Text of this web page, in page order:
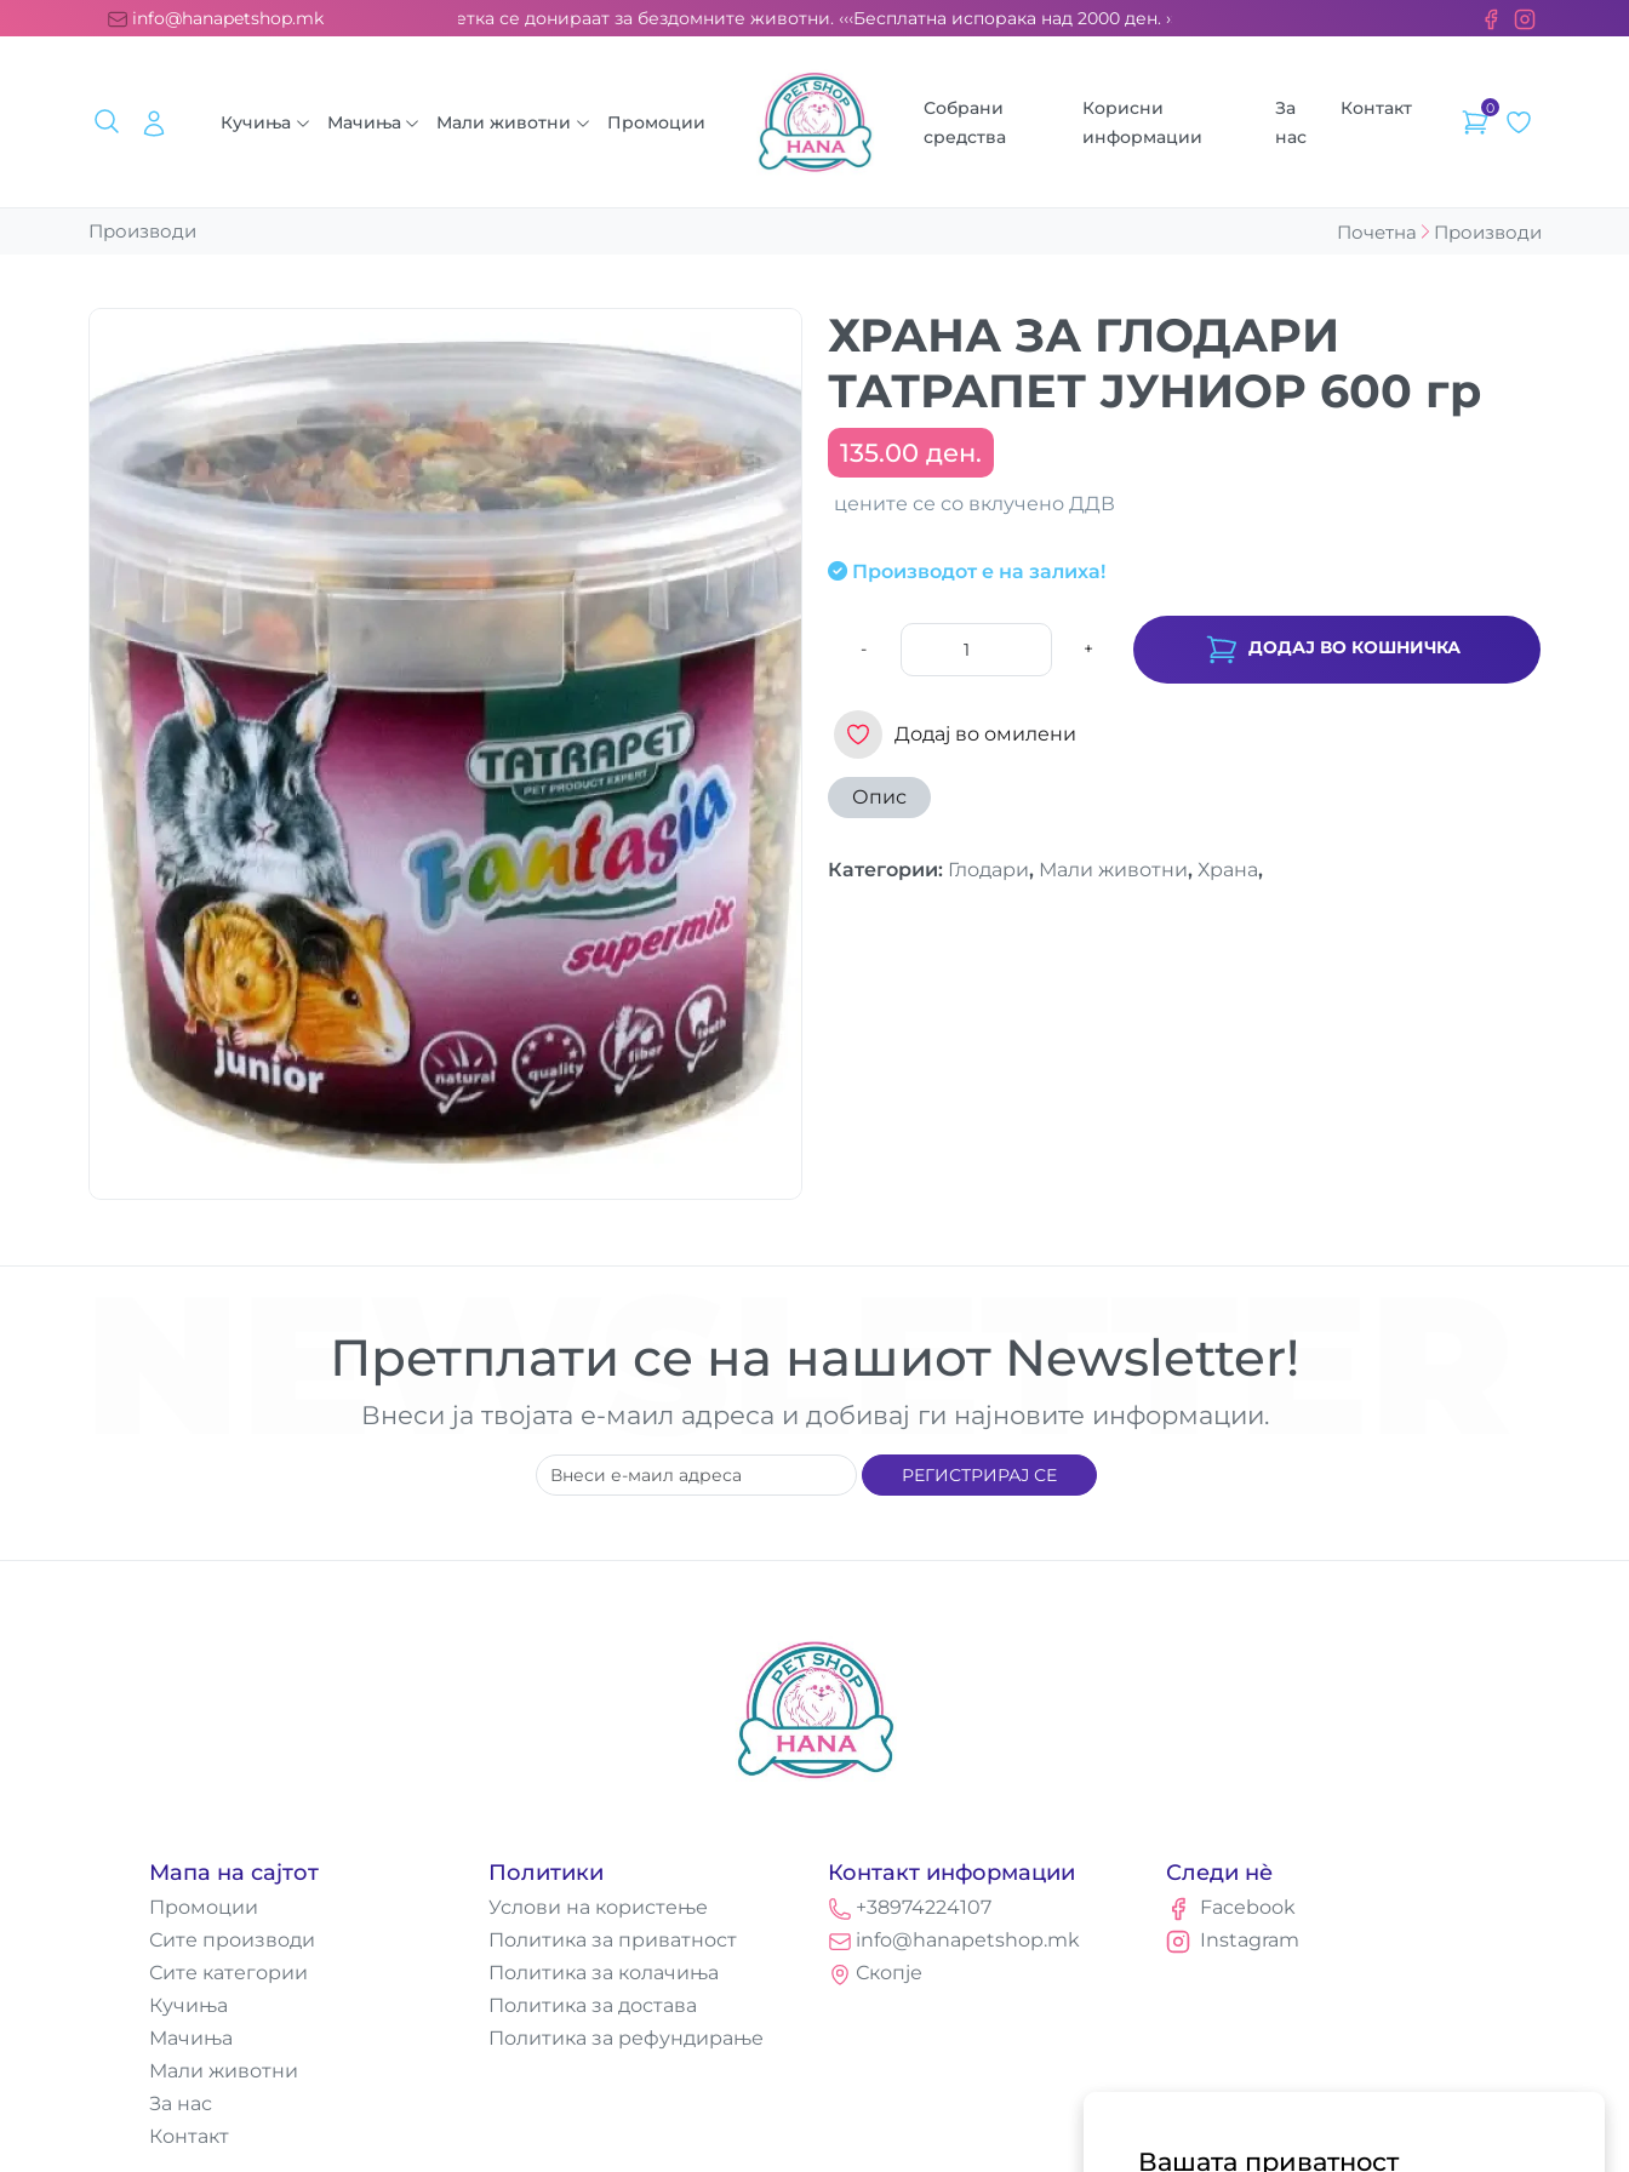
Вашата приватност
info@hanapetshop.mk
испорака над 2000 ден. ››› 2% од секоја сметка се донираат за бездомните животни. ‹‹‹Бесплатна испорака над 2000 ден. ››› 2% од секоја сметка се донираат за бездомните
Кучиња Мачиња Мали животни Промоции
Собрани
средства
Корисни
информации
За
нас
Контакт 0
Производи Почетна Производи
ХРАНА ЗА ГЛОДАРИ
ТАТРАПЕТ ЈУНИОР 600 гр
135.00 ден.
цените се со вклучено ДДВ
Производот е на залиха!
- + ДОДАЈ ВО КОШНИЧКА
Додај во омилени
Опис
Категории: Глодари, Мали животни, Храна,
NEWSLETTER
Претплати се на нашиот Newsletter!
Внеси ја твојата е-маил адреса и добивај ги најновите информации.
РЕГИСТРИРАЈ СЕ
Мапа на сајтот
Промоции
Сите производи
Сите категории
Кучиња
Мачиња
Мали животни
За нас
Контакт
Политики
Услови на користење
Политика за приватност
Политика за колачиња
Политика за достава
Политика за рефундирање
Контакт информации
+38974224107
info@hanapetshop.mk
Скопје
Следи нè
Facebook
Instagram